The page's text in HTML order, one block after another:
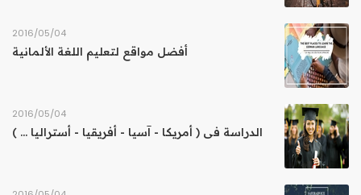
04‏/05‏/2016
أفضل مواقع لتعليم اللغة الألمانية
04‏/05‏/2016
الدراسة فى ( أمريكا - آسيا - أفريقيا - أستراليا ... )